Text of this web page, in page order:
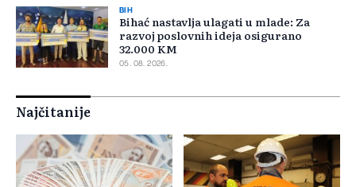
BIH
Bihać nastavlja ulagati u mlade: Za
razvoj poslovnih ideja osigurano
32.000 KM
05. 08. 2026.
Najčitanije